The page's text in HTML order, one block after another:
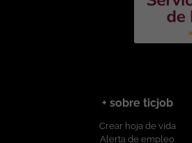
+ sobre ticjob
Crear hoja de vida
Alerta de empleo